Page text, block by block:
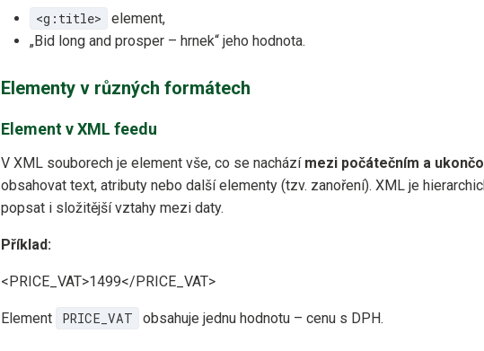
<g:title>
element,
„Bid long and prosper – hrnek“ jeho hodnota.
Elementy v různých formátech
Element v XML feedu
V XML souborech je element vše, co se nachází mezi počátečním a
obsahovat text, atributy nebo další elementy (tzv. zanoření). XML je
popsat i složitější vztahy mezi daty.
Příklad:
<PRICE_VAT>1499</PRICE_VAT>
Element PRICE_VAT obsahuje jednu hodnotu – cenu s DPH.